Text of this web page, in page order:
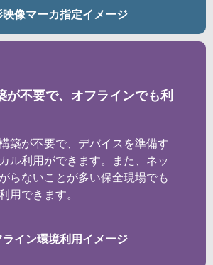
映像マーカ指定イメージ
が不要で、オフラインでも利
築が不要で、デバイスを準備す
ル利用ができます。また、ネッ
らないことが多い保全現場でも
用できます。
ライン環境利用イメージ